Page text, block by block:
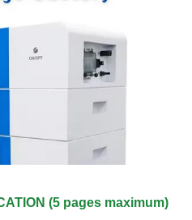
(5 pages maximum)